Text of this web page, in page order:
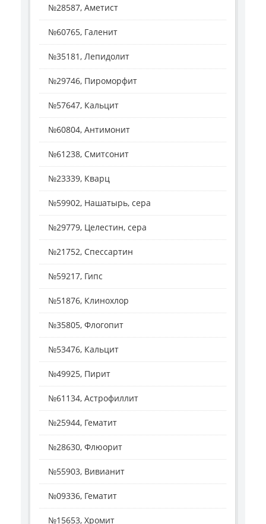
№28587, Аметист
№60765, Галенит
№35181, Лепидолит
№29746, Пироморфит
№57647, Кальцит
№60804, Антимонит
№61238, Смитсонит
№23339, Кварц
№59902, Нашатырь, сера
№29779, Целестин, сера
№21752, Спессартин
№59217, Гипс
№51876, Клинохлор
№35805, Флогопит
№53476, Кальцит
№49925, Пирит
№61134, Астрофиллит
№25944, Гематит
№28630, Флюорит
№55903, Вивианит
№09336, Гематит
№15653, Хромит